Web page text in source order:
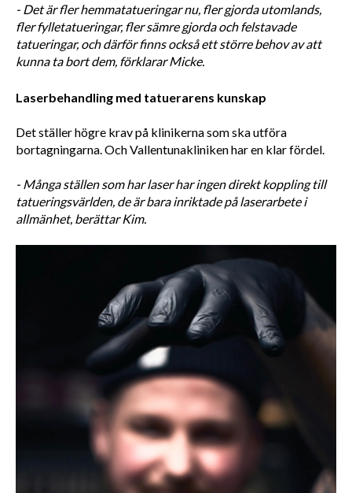
- Det är fler hemmatatueringar nu, fler gjorda utomlands,
fler fylletatueringar, fler sämre gjorda och felstavade
tatueringar, och därför finns också ett större behov av att
kunna ta bort dem, förklarar Micke.
Laserbehandling med tatuerarens kunskap
Det ställer högre krav på klinikerna som ska utföra
bortagningarna. Och Vallentunakliniken har en klar fördel.
- Många ställen som har laser har ingen direkt koppling till
tatueringsvärlden, de är bara inriktade på laserarbete i
allmänhet, berättar Kim.